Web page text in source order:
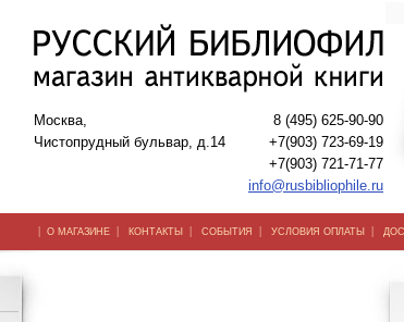
Москва,
Чистопрудный бульвар, д.14
8 (495) 625-90-90
+7(903) 723-69-19
+7(903) 721-71-77
info@rusbibliophile.ru
| О МАГАЗИНЕ | КОНТАКТЫ | СОБЫТИЯ | УСЛОВИЯ ОПЛАТЫ |